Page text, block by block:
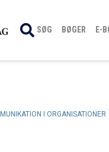
SØG BØGER E-
I ORGANISATIONER